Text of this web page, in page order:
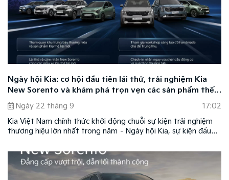
Ngày hội Kia: cơ hội đầu tiên lái thử, trải nghiệm Kia
New Sorento và khám phá trọn vẹn các sản phẩm thế
hệ mới của Kia
Ngày 22 tháng 9
17:02
Kia Việt Nam chính thức khởi động chuỗi sự kiện trải nghiệm
thương hiệu lớn nhất trong năm – Ngày hội Kia, sự kiện đầu
28/9/2025 tại Sân M1, Khu đô thị Sala (TP. Thủ Đức, TP.HCM).